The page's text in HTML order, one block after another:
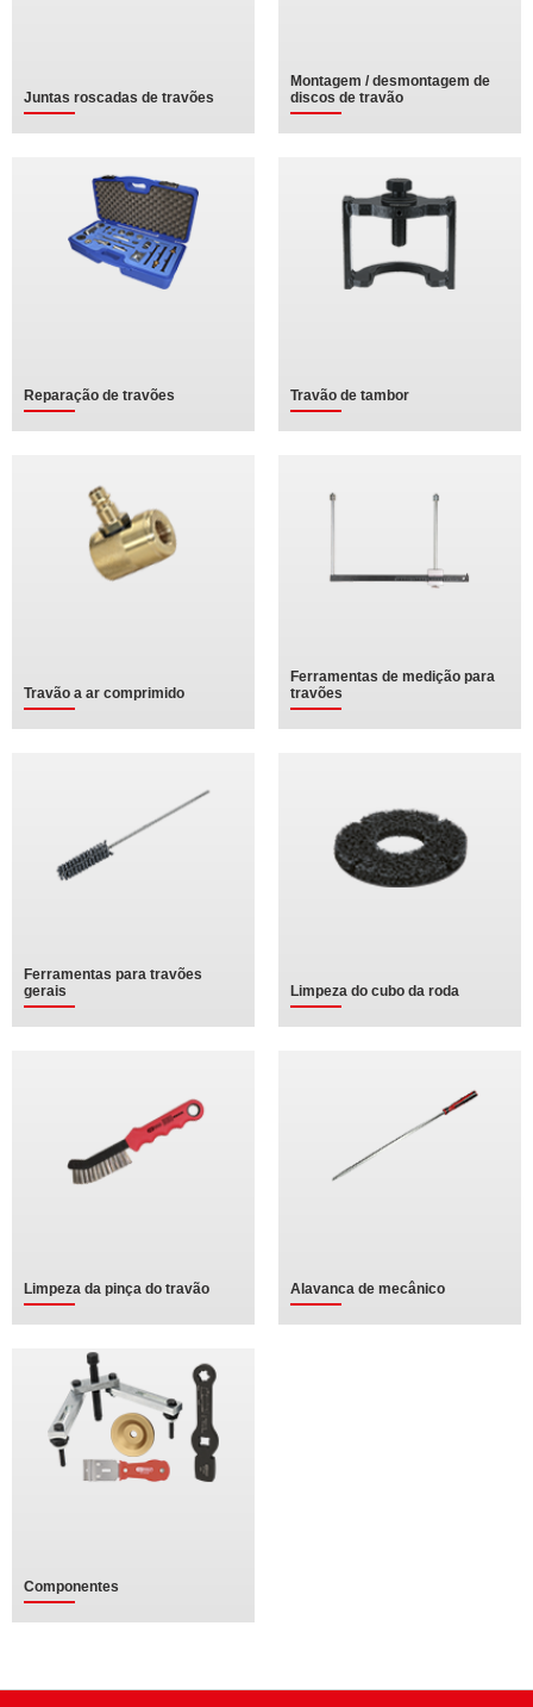
Juntas roscadas de travões
Montagem / desmontagem de
discos de travão
Reparação de travões Travão de tambor
Travão a ar comprimido
Ferramentas de medição para
travões
Ferramentas para travões
gerais
Limpeza do cubo da roda
Limpeza da pinça do travão Alavanca de mecânico
Componentes